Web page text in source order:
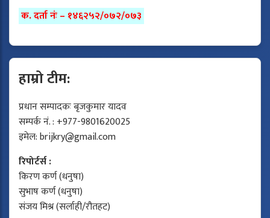
क. दर्ता नंः – १४६२५२/०७२/०७३
हाम्रो टीम:
प्रधान सम्पादकः बृजकुमार यादव
सम्पर्क नं. : +977-9801620025
इमेल:brijkry@gmail.com
रिपोर्टर्स :
किरण कर्ण (धनुषा)
सुभाष कर्ण (धनुषा)
संजय मिश्र (सर्लाही/रौतहट)